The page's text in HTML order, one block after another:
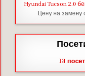
Hyundai Tucson 2.0
Цену на замену
13